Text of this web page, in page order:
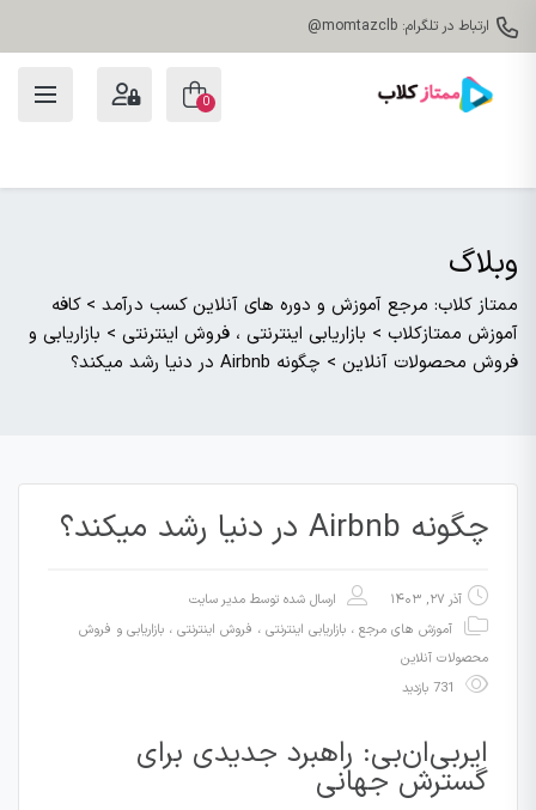
ارتباط در تلگرام: momtazclb@
0
وبلاگ
ممتاز کلاب: مرجع آموزش و دوره های آنلاین کسب درآمد > کافه
آموزش ممتازکلاب > بازاریابی اینترنتی ، فروش اینترنتی > بازاریابی و
فروش محصولات آنلاین > چگونه Airbnb در دنیا رشد میکند؟
چگونه Airbnb در دنیا رشد میکند؟
آذر ۲۷, ۱۴۰۳ ارسال شده توسط مدیر سایت
آموزش های مرجع ، بازاریابی اینترنتی ، فروش اینترنتی ، بازاریابی و فروش
محصولات آنلاین
ایر‌بی‌ان‌بی: راهبرد جدیدی برای
گسترش جهانی